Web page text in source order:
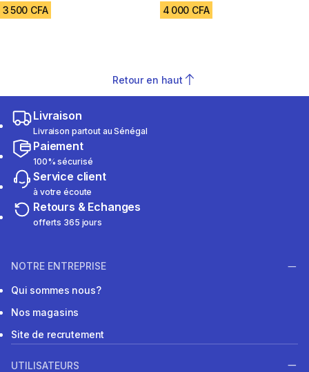
3 500 CFA 4 000 CFA
Retour en haut
Livraison
Livraison partout au Sénégal
Paiement
100% sécurisé
Service client
à votre écoute
Retours & Echanges
offerts 365 jours
NOTRE ENTREPRISE
Qui sommes nous?
Nos magasins
Site de recrutement
UTILISATEURS